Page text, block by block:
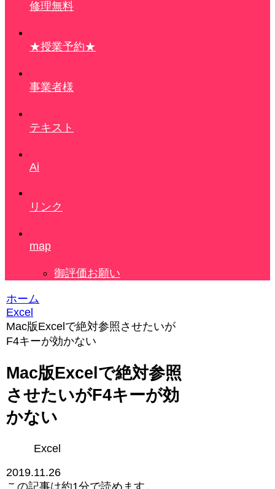
修理無料
★授業予約★
事業者様
テキスト
Ai
リンク
map
御評価お願い
ホーム
Excel
Mac版Excelで絶対参照させたいが
F4キーが効かない
Mac版Excelで絶対参照
させたいがF4キーが効
かない
Excel
2019.11.26
この記事は約1分で読めます。